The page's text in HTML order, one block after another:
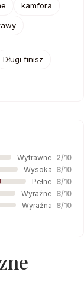
Wytrawne 2/10
Wysoka 8/10
Pełne 8/10
Wyraźne 8/10
Wyraźna 8/10
kamfora
Długi finisz